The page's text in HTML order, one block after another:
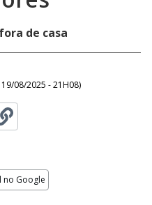
de casa
19/08/2025 - 21H08)
no Google